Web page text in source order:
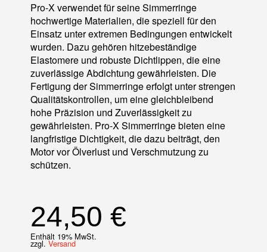
Pro-X verwendet für seine Simmerringe
hochwertige Materialien, die speziell für den
Einsatz unter extremen Bedingungen entwickelt
wurden. Dazu gehören hitzebeständige
Elastomere und robuste Dichtlippen, die eine
zuverlässige Abdichtung gewährleisten. Die
Fertigung der Simmerringe erfolgt unter strengen
Qualitätskontrollen, um eine gleichbleibend
hohe Präzision und Zuverlässigkeit zu
gewährleisten. Pro-X Simmerringe bieten eine
langfristige Dichtigkeit, die dazu beiträgt, den
Motor vor Ölverlust und Verschmutzung zu
schützen.
24,50 €
Enthält 19% MwSt.
zzgl. Versand